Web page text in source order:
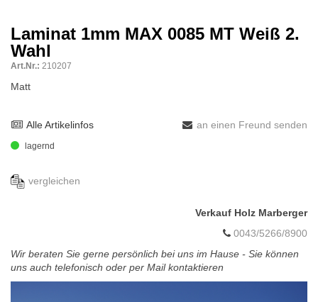
Laminat 1mm MAX 0085 MT Weiß 2.
Wahl
Art.Nr.: 210207
Matt
Alle Artikelinfos an einen Freund senden
lagernd
vergleichen
Verkauf Holz Marberger
0043/5266/8900
Wir beraten Sie gerne persönlich bei uns im Hause - Sie können
uns auch telefonisch oder per Mail kontaktieren